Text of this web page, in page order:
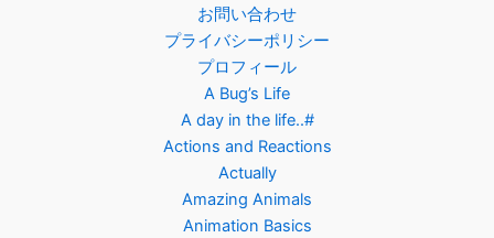
お問い合わせ
プライバシーポリシー
プロフィール
A Bug’s Life
A day in the life..#
Actions and Reactions
Actually
Amazing Animals
Animation Basics